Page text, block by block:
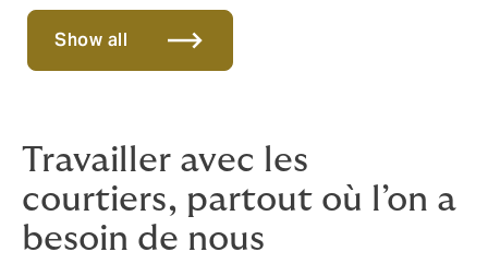
Show all
Travailler avec les
courtiers, partout où l’on a
besoin de nous